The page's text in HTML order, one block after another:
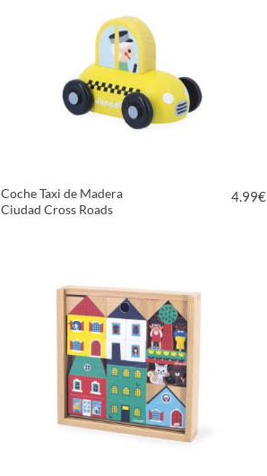
Coche Taxi de Madera
Ciudad Cross Roads
4.99€